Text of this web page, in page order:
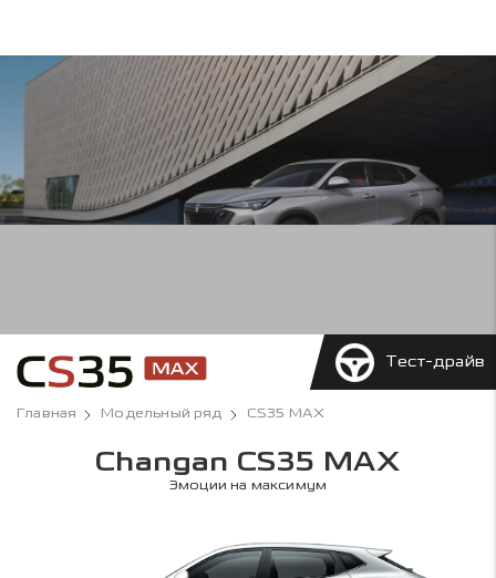
Тест-драйв
Главная Модельный ряд CS35 MAX
Changan CS35 MAX
Эмоции на максимум